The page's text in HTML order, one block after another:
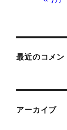
最近のコメン
アーカイブ